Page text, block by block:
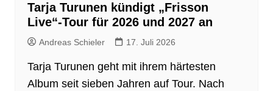
Tarja Turunen kündigt „Frisson
Live“-Tour für 2026 und 2027 an
Andreas Schieler 17. Juli 2026
Tarja Turunen geht mit ihrem härtesten
Album seit sieben Jahren auf Tour. Nach